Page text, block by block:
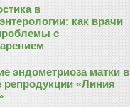
в
как врачи
с
эндометриоза матки в
репродукции «Линия